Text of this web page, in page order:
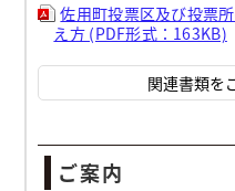
佐用町投票区及び投票
え方 (PDF形式：163KB)
関連書類を
ご案内